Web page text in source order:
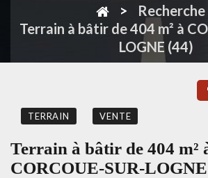
Recherche
Terrain à bâtir de 404 m² à
LOGNE (44)
TERRAIN VENTE
Terrain à bâtir de 404 m²
CORCOUE-SUR-